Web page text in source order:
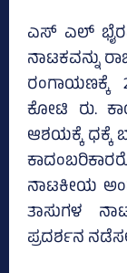
ಎಸ್‌ ಎಲ್
ನಾಟಕವನ್ನು
ರಂಗಾಯಣಕ್ಕೆ
ಕೋಟಿ ರು.
ಆಶಯಕ್ಕೆ ಧಕ್ಕೆ
ನಾಟಕೀಯ
ತಾಸುಗಳ
ಪ್ರದರ್ಶನ